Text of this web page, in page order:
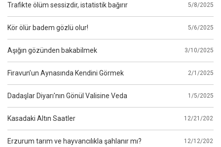
Trafikte ölüm sessizdir, istatistik bağırır 5/8/2025
Kör ölür badem gözlü olur! 5/6/2025
Aşığın gözünden bakabilmek 3/10/2025
Firavun’un Aynasında Kendini Görmek 2/1/2025
Dadaşlar Diyarı'nın Gönül Valisine Veda 1/5/2025
Kasadaki Altın Saatler 12/21/2024
Erzurum tarım ve hayvancılıkla şahlanır mı? 12/12/2024